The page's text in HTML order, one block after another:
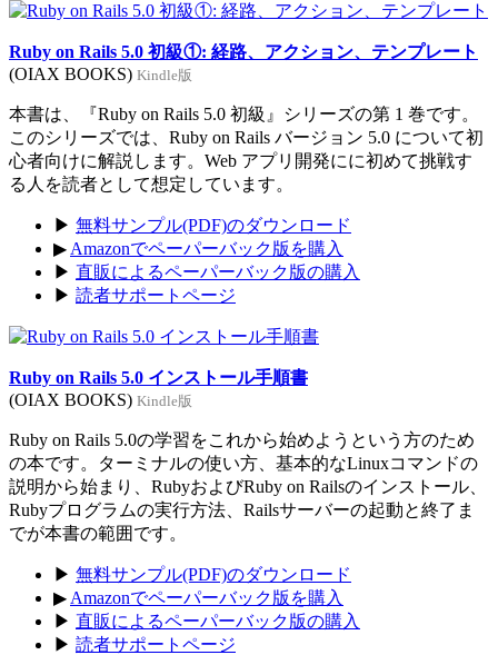
Ruby on Rails 5.0 初級①: 経路、アクション、テンプレート
(OIAX BOOKS) Kindle版
本書は、『Ruby on Rails 5.0 初級』シリーズの第 1 巻です。
このシリーズでは、Ruby on Rails バージョン 5.0 について初
心者向けに解説します。Web アプリ開発にに初めて挑戦す
る人を読者として想定しています。
▶ 無料サンプル(PDF)のダウンロード
▶ Amazonでペーパーバック版を購入
▶ 直販によるペーパーバック版の購入
▶ 読者サポートページ
Ruby on Rails 5.0 インストール手順書
(OIAX BOOKS) Kindle版
Ruby on Rails 5.0の学習をこれから始めようという方のため
の本です。ターミナルの使い方、基本的なLinuxコマンドの
説明から始まり、RubyおよびRuby on Railsのインストール、
Rubyプログラムの実行方法、Railsサーバーの起動と終了ま
でが本書の範囲です。
▶ 無料サンプル(PDF)のダウンロード
▶ Amazonでペーパーバック版を購入
▶ 直販によるペーパーバック版の購入
▶ 読者サポートページ